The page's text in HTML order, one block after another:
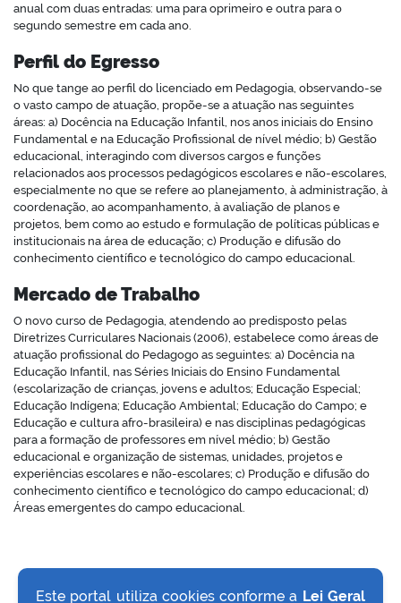
anual com duas entradas: uma para oprimeiro e outra para o
segundo semestre em cada ano.
Perfil do Egresso
No que tange ao perfil do licenciado em Pedagogia, observando-se
o vasto campo de atuação, propõe-se a atuação nas seguintes
áreas: a) Docência na Educação Infantil, nos anos iniciais do Ensino
Fundamental e na Educação Profissional de nível médio; b) Gestão
educacional, interagindo com diversos cargos e funções
relacionados aos processos pedagógicos escolares e não-escolares,
especialmente no que se refere ao planejamento, à administração, à
coordenação, ao acompanhamento, à avaliação de planos e
projetos, bem como ao estudo e formulação de políticas públicas e
institucionais na área de educação; c) Produção e difusão do
conhecimento científico e tecnológico do campo educacional.
Mercado de Trabalho
O novo curso de Pedagogia, atendendo ao predisposto pelas
Diretrizes Curriculares Nacionais (2006), estabelece como áreas de
atuação profissional do Pedagogo as seguintes: a) Docência na
Educação Infantil, nas Séries Iniciais do Ensino Fundamental
(escolarização de crianças, jovens e adultos; Educação Especial;
Educação Indígena; Educação Ambiental; Educação do Campo; e
Educação e cultura afro-brasileira) e nas disciplinas pedagógicas
para a formação de professores em nível médio; b) Gestão
educacional e organização de sistemas, unidades, projetos e
experiências escolares e não-escolares; c) Produção e difusão do
conhecimento científico e tecnológico do campo educacional; d)
Áreas emergentes do campo educacional.
Este portal utiliza cookies conforme a Lei Geral